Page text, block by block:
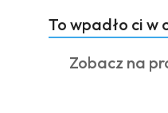
Pomiń karuzelę
Produkty
o
statusie:
To wpadło ci w
Produkty
Zobacz na